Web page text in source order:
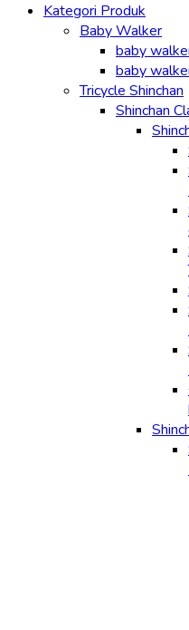
Kategori Produk
Baby Walker
baby
baby
Tricycle Shinchan
Shinchan